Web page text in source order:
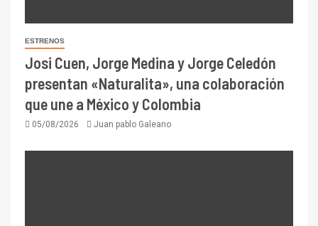
ESTRENOS
Josi Cuen, Jorge Medina y Jorge Celedón
presentan «Naturalita», una colaboración
que une a México y Colombia
05/08/2026 Juan pablo Galeano